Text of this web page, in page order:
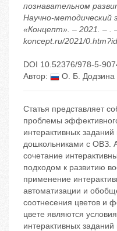
познавательном
Научно-методический
«Концепт». – 2021. – .
koncept.ru/2021/
DOI 10.52376/978-5-
Автор:
О. Б. Додзина
Статья представляет
проблемы
интерактивных
дошкольниками с ОВЗ.
сочетание
подходом к развитию
применение
автоматизации и
соотнесения цветов и
цвете являются
интерактивных